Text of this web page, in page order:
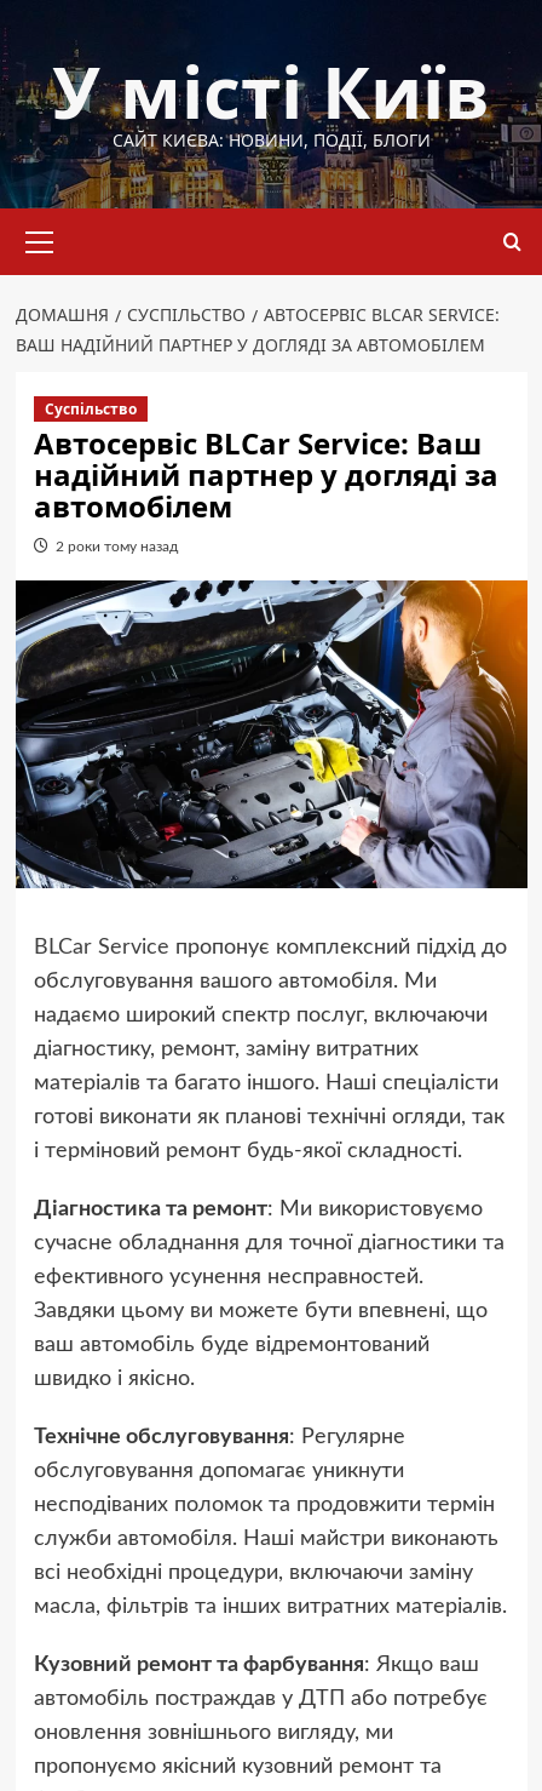
до
вмістуУ місті Київ
САЙТ КИЄВА: НОВИНИ, ПОДІЇ, БЛОГИ
меню
ДОМАШНЯ СУСПІЛЬСТВО
АВТОСЕРВІС BLCAR SERVICE:
ВАШ НАДІЙНИЙ ПАРТНЕР У ДОГЛЯДІ ЗА АВТОМОБІЛЕМ
Суспільство
Автосервіс BLCar Service: Ваш
надійний партнер у догляді за
автомобілем
2 роки тому назад
BLCar Service пропонує комплексний підхід до
обслуговування вашого автомобіля. Ми
надаємо широкий спектр послуг, включаючи
діагностику, ремонт, заміну витратних
матеріалів та багато іншого. Наші спеціалісти
готові виконати як планові технічні огляди, так
і терміновий ремонт будь-якої складності.
Діагностика та ремонт: Ми використовуємо
сучасне обладнання для точної діагностики та
ефективного усунення несправностей.
Завдяки цьому ви можете бути впевнені, що
ваш автомобіль буде відремонтований
швидко і якісно.
Технічне обслуговування: Регулярне
обслуговування допомагає уникнути
несподіваних поломок та продовжити термін
служби автомобіля. Наші майстри виконають
всі необхідні процедури, включаючи заміну
масла, фільтрів та інших витратних матеріалів.
Кузовний ремонт та фарбування: Якщо ваш
автомобіль постраждав у ДТП або потребує
оновлення зовнішнього вигляду, ми
пропонуємо якісний кузовний ремонт та